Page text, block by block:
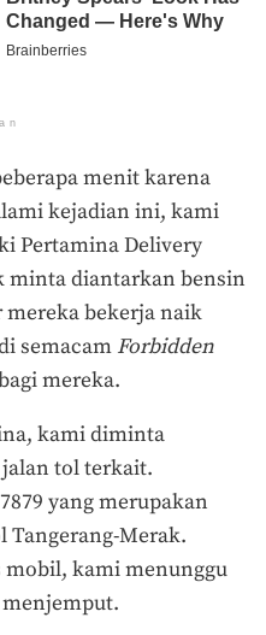
menit karena
kejadian ini, kami
Pertamina Delivery
minta diantarkan bensin
mereka bekerja naik
semacam Forbidden
mereka.
kami diminta
tol terkait.
yang merupakan
Tangerang-Merak.
mobil, kami menunggu